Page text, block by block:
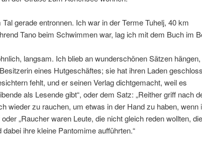
gerade entronnen. Ich war in der Terme Tuhelj, 40 km
Tano beim Schwimmen war, lag ich mit dem Buch im
langsam. Ich blieb an wunderschönen Sätzen
eines Hutgeschäftes; sie hat ihren Laden
fehlt, und er seinen Verlag dichtgemacht, weil es
als Lesende gibt“, oder dem Satz: „Reither griff nach
wieder zu rauchen, um etwas in der Hand zu haben, wenn
„Raucher waren Leute, die nicht gleich reden wollten, die
ihre kleine Pantomime aufführten.“